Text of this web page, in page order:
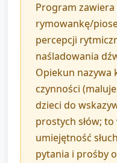
Program
rymowankę/
percepcji
naśladowania
Opiekun nazywa
czynności
dzieci do
prostych słów;
umiejętność
pytania i prośby